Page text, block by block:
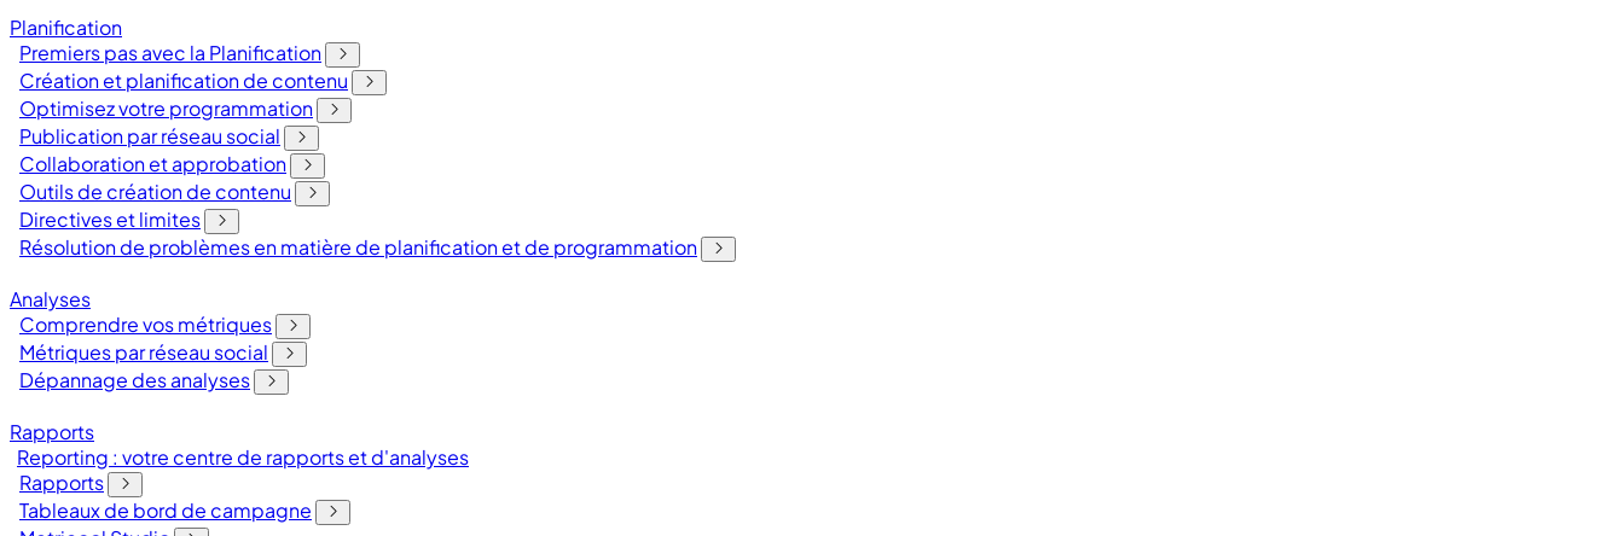
Planification
Premiers pas avec la Planification
Création et planification de contenu
Optimisez votre programmation
Publication par réseau social
Collaboration et approbation
Outils de création de contenu
Directives et limites
Résolution de problèmes en matière de planification et de programmation
Analyses
Comprendre vos métriques
Métriques par réseau social
Dépannage des analyses
Rapports
Reporting : votre centre de rapports et d'analyses
Rapports
Tableaux de bord de campagne